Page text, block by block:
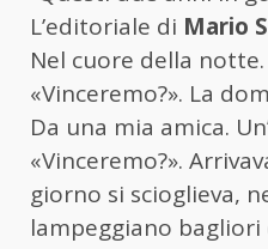
L’editoriale di Mario
Nel cuore della
«Vinceremo?». La
Da una mia amica.
«Vinceremo?».
giorno si scioglieva,
lampeggiano